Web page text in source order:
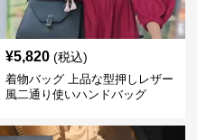
¥5,820 (税込)
着物バッグ 上品な型押しレザー
風二通り使いハンドバッグ